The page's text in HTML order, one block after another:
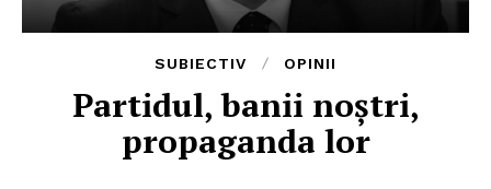
SUBIECTIV OPINII
Partidul, banii noștri,
propaganda lor